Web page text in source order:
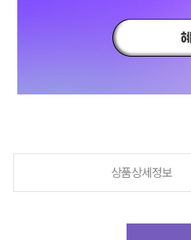
상품상세정보